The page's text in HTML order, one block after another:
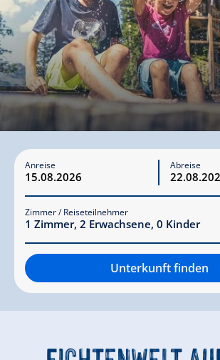
Anreise Abreise
Zimmer / Reiseteilnehmer
1 Zimmer, 2 Erwachsene, 0 Kinder
Unterkunft finden